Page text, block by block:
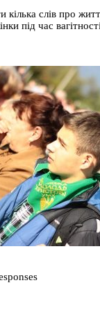
кілька слів про
під час